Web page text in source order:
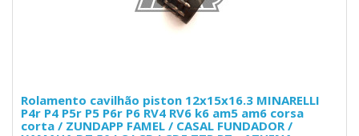
Rolamento cavilhão piston 12x15x16.3 MINARELLI
P4r P4 P5r P5 P6r P6 RV4 RV6 k6 am5 am6 corsa
corta / ZUNDAPP FAMEL / CASAL FUNDADOR /